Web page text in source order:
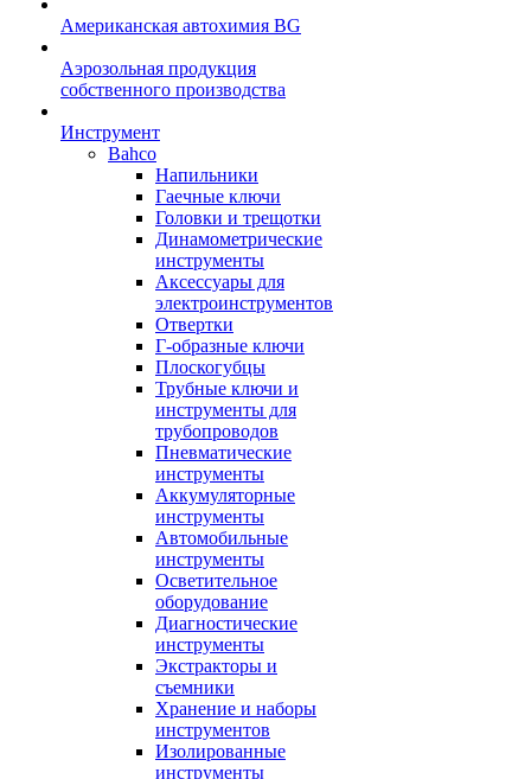
Американская автохимия BG
Аэрозольная продукция
собственного производства
Инструмент
Bahco
Напильники
Гаечные ключи
Головки и трещотки
Динамометрические
инструменты
Аксессуары для
электроинструментов
Отвертки
Г-образные ключи
Плоскогубцы
Трубные ключи и
инструменты для
трубопроводов
Пневматические
инструменты
Аккумуляторные
инструменты
Автомобильные
инструменты
Осветительное
оборудование
Диагностические
инструменты
Экстракторы и
съемники
Хранение и наборы
инструментов
Изолированные
инструменты